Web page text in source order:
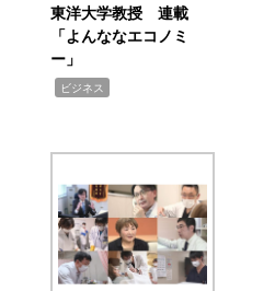
東洋大学教授 連載
「よんななエコノミ
ー」
ビジネス